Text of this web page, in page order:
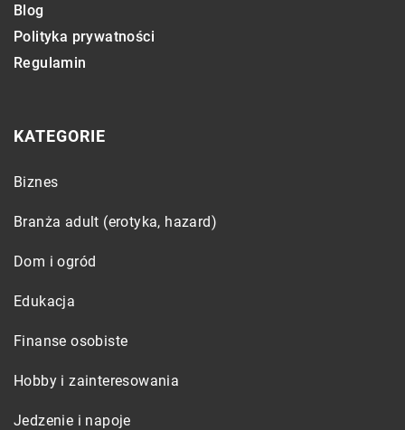
Blog
Polityka prywatności
Regulamin
KATEGORIE
Biznes
Branża adult (erotyka, hazard)
Dom i ogród
Edukacja
Finanse osobiste
Hobby i zainteresowania
Jedzenie i napoje